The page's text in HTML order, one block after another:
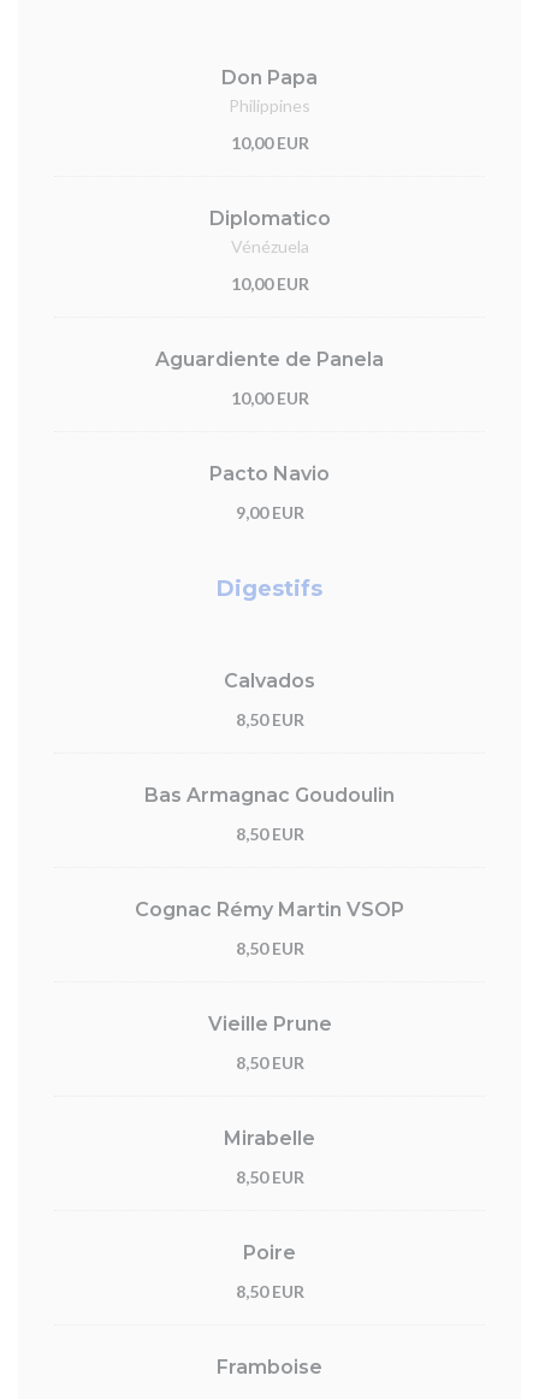
Don Papa
Philippines
10,00 EUR
Diplomatico
Vénézuela
10,00 EUR
Aguardiente de Panela
10,00 EUR
Pacto Navio
9,00 EUR
Digestifs
Calvados
8,50 EUR
Bas Armagnac Goudoulin
8,50 EUR
Cognac Rémy Martin VSOP
8,50 EUR
Vieille Prune
8,50 EUR
Mirabelle
8,50 EUR
Poire
8,50 EUR
Framboise